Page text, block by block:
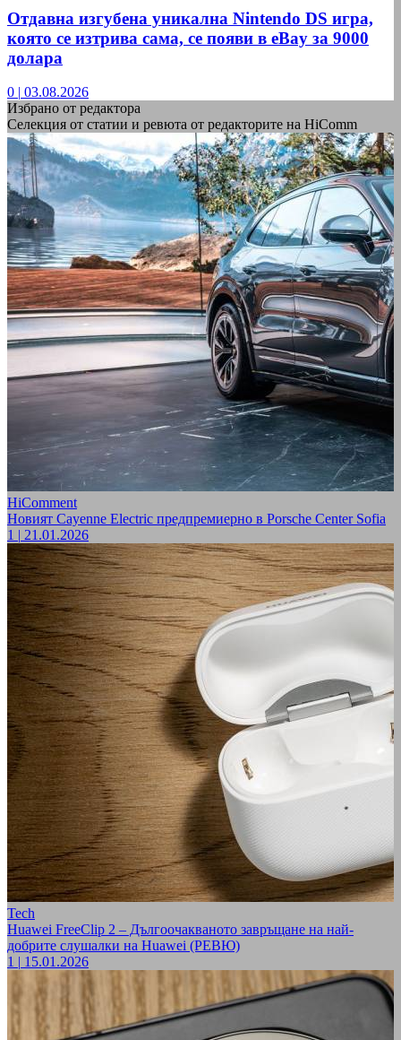
Отдавна изгубена уникална Nintendo DS игра,
която се изтрива сама, се появи в eBay за 9000
долара
0 | 03.08.2026
Избрано от редактора
Селекция от статии и ревюта от редакторите на HiComm
HiComment
Новият Cayenne Electric предпремиерно в Porsche Center Sofia
1 | 21.01.2026
Tech
Huawei FreeClip 2 – Дългоочакваното завръщане на най-
добрите слушалки на Huawei (РЕВЮ)
1 | 15.01.2026